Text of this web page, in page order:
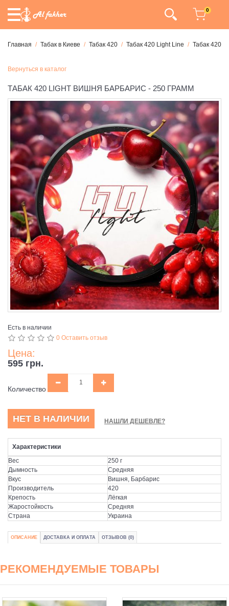
0
Главная Табак в Киеве Табак 420 Табак 420 Light Line Табак 420
Вернуться в каталог
ТАБАК 420 LIGHT ВИШНЯ БАРБАРИС - 250 ГРАММ
Есть в наличии
0 Оставить отзыв
Цена:
595 грн.
Количество
НЕТ В НАЛИЧИИ НАШЛИ ДЕШЕВЛЕ?
Характеристики
Вес
250 г
Дымность
Средняя
Вкус
Вишня, Барбарис
Производитель
420
Крепость
Лёгкая
Жаростойкость
Средняя
Страна
Украина
ОПИСАНИЕ ДОСТАВКА И ОПЛАТА ОТЗЫВОВ (0)
РЕКОМЕНДУЕМЫЕ ТОВАРЫ